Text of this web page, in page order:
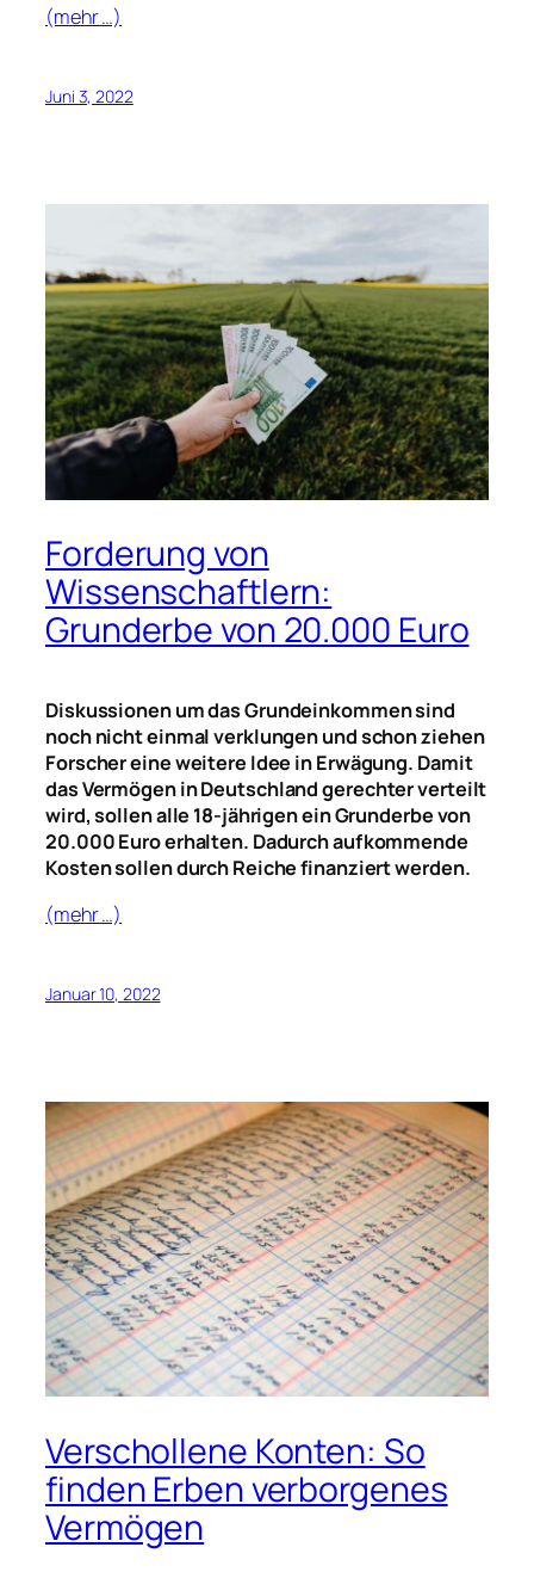
(mehr …)
Juni 3, 2022
Forderung von
Wissenschaftlern:
Grunderbe von 20.000 Euro
Diskussionen um das Grundeinkommen sind
noch nicht einmal verklungen und schon ziehen
Forscher eine weitere Idee in Erwägung. Damit
das Vermögen in Deutschland gerechter verteilt
wird, sollen alle 18-jährigen ein Grunderbe von
20.000 Euro erhalten. Dadurch aufkommende
Kosten sollen durch Reiche finanziert werden.
(mehr …)
Januar 10, 2022
Verschollene Konten: So
finden Erben verborgenes
Vermögen